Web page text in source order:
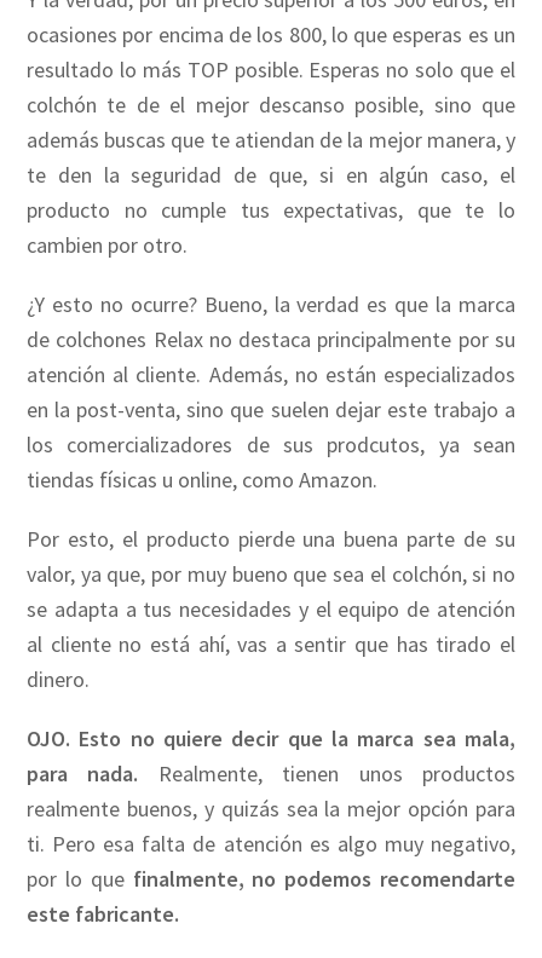
ocasiones por encima de los 800, lo que esperas es un
resultado lo más TOP posible. Esperas no solo que el
colchón te de el mejor descanso posible, sino que
además buscas que te atiendan de la mejor manera, y
te den la seguridad de que, si en algún caso, el
producto no cumple tus expectativas, que te lo
cambien por otro.
¿Y esto no ocurre? Bueno, la verdad es que la marca
de colchones Relax no destaca principalmente por su
atención al cliente. Además, no están especializados
en la post-venta, sino que suelen dejar este trabajo a
los comercializadores de sus prodcutos, ya sean
tiendas físicas u online, como Amazon.
Por esto, el producto pierde una buena parte de su
valor, ya que, por muy bueno que sea el colchón, si no
se adapta a tus necesidades y el equipo de atención
al cliente no está ahí, vas a sentir que has tirado el
dinero.
OJO. Esto no quiere decir que la marca sea mala,
para nada. Realmente, tienen unos productos
realmente buenos, y quizás sea la mejor opción para
ti. Pero esa falta de atención es algo muy negativo,
por lo que finalmente, no podemos recomendarte
este fabricante.